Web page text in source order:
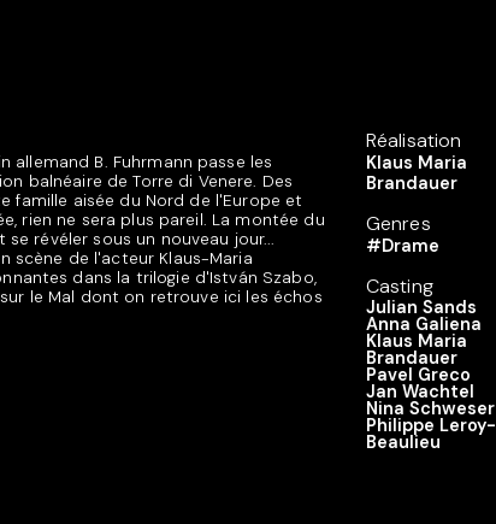
allemand B. Fuhrmann passe les
balnéaire de Torre di Venere. Des
famille aisée du Nord de l'Europe et
rien ne sera plus pareil. La montée du
révéler sous un nouveau jour...
scène de l'acteur Klaus-Maria
dans la trilogie d'István Szabo,
le Mal dont on retrouve ici les échos
Réalisation
Klaus Maria
Brandauer
Genres
#Drame
Casting
Julian Sands
Anna Galiena
Klaus Maria
Brandauer
Pavel Greco
Jan Wachtel
Nina Schweser
Philippe Leroy-
Beaulieu